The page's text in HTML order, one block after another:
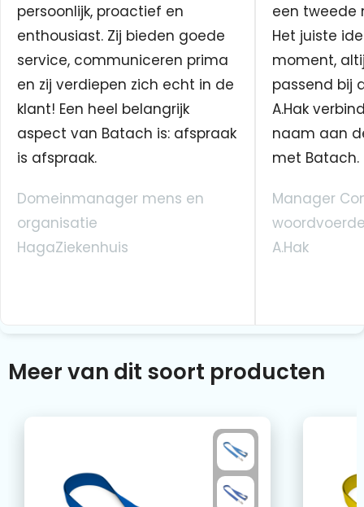
persoonlijk, proactief en
enthousiast. Zij bieden goede
service, communiceren prima
en zij verdiepen zich echt in de
klant! Een heel belangrijk
aspect van Batach is: afspraak
is afspraak.
Domeinmanager mens en
organisatie
HagaZiekenhuis
een tweede
Het juiste
moment,
passend bij
A.Hak
naam aan
met Batach.
Manager
A.Hak
Meer van dit soort producten